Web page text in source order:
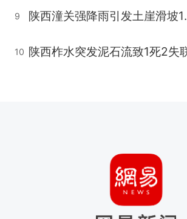
9 陕西
10 陕西柞水突发泥石流致1死2失